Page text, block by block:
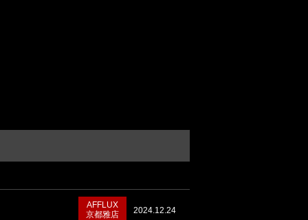
2024.12.24
AFFLUX
京都雅店